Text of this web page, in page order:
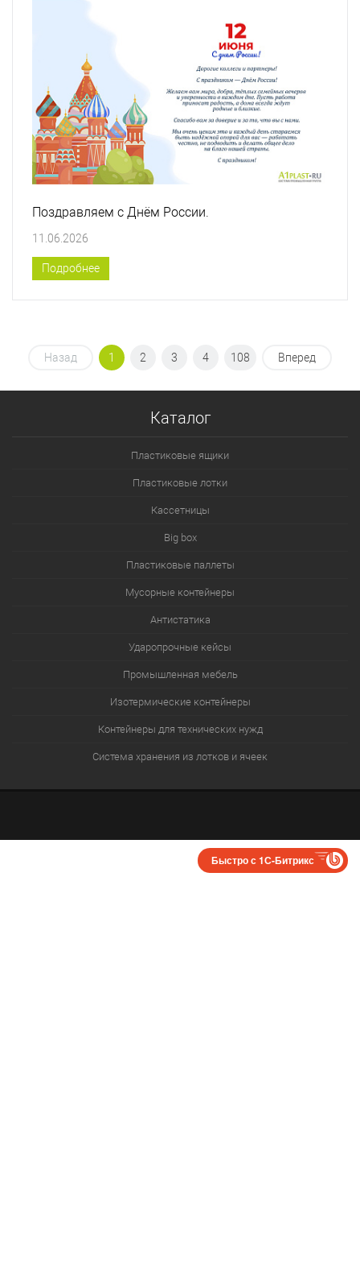
Поздравляем с Днём России.
11.06.2026
Подробнее
Назад 1 2 3 4 108 Вперед
Каталог
Пластиковые ящики
Пластиковые лотки
Кассетницы
Big box
Пластиковые паллеты
Мусорные контейнеры
Антистатика
Ударопрочные кейсы
Промышленная мебель
Изотермические контейнеры
Контейнеры для технических нужд
Система хранения из лотков и ячеек
Быстро с 1С-Битрикс